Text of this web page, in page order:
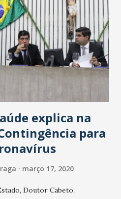
explica na
para
março 17, 2020
Doutor Cabeto,